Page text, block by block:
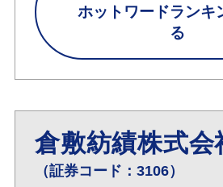
ホットワードランキ
る
倉敷紡績株式会
（証券コード：3106）